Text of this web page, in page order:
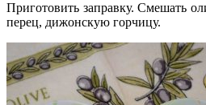
Приготовить заправку. Смешать
перец, дижонскую горчицу.